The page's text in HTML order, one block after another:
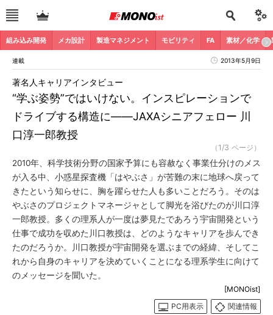
組み込み開発 メカ設計 製造マネジメント モビリティ FA 素材／化学
連載 2013年5月9日
“学ぶ姿勢”ではいけない。インスピレーションで
ドライブする構造に――JAXAシニアフェロー 川
口淳一郎教授
著名人キャリアインタビュー
（1/3 ページ）
2010年、科学技術分野の国家予算にも容赦なく事業仕分けのメス
が入る中、小惑星探査機「はやぶさ」が苦難の末に地球へ戻って
きたという知らせに、胸を躍らせた人も多いことだろう。そのは
やぶさのプロジェクトマネージャとして脚光を浴びたのが川口淳
一郎教授。多くの理系人が一度は夢見たであろう宇宙開発という
仕事で成功を収めた川口教授は、どのようなキャリアを歩んでき
たのだろうか。川口教授が宇宙開発を選ぶまでの経緯、そしてこ
れから自身のキャリアを決めていくことになる理系学生に向けて
のメッセージを聞いた。
[MONOist]
PC用表示
関連情報